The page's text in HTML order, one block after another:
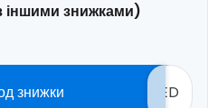
іншими знижками)
знижки ED